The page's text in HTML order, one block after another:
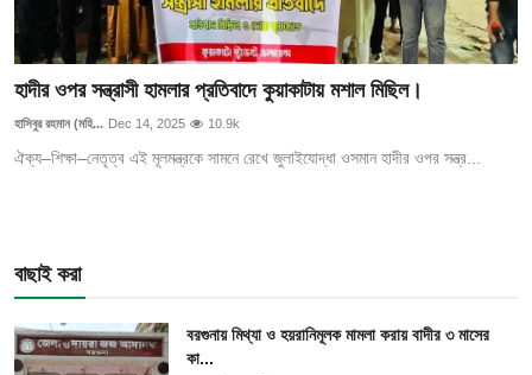
হাদীর ওপর সন্ত্রাসী হামলার প্রতিবাদে কুয়াকাটায় মশাল মিছিল।
হাসিবুর রহমান (মহি... Dec 14, 2025 10.9k
ঐক্য–শিক্ষা–নেতৃত্ব এই মূলমন্ত্রকে সামনে রেখে জুলাইযোদ্ধা ওসমান হাদীর ওপর সন্ত্র...
বাছাই করা
বরগুনায় মিথ্যা ও হয়রানিমূলক মামলা করায় বাদীর ৩ মাসের
কা...